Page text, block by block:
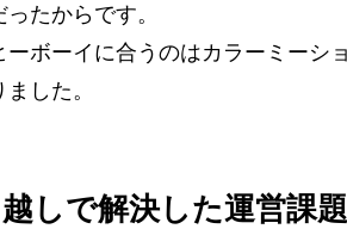
たからです。
ボーイに合うのはカラーミーシ
した。
しで解決した運営課